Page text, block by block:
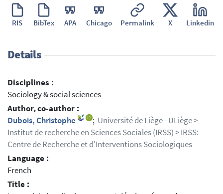
RIS BibTex APA Chicago Permalink X Linkedin
Details
Disciplines :
Sociology & social sciences
Author, co-author :
Dubois, Christophe
; Université de Liège - ULiège >
Institut de recherche en Sciences Sociales (IRSS) > IRSS:
Centre de Recherche et d'Interventions Sociologiques
Language :
French
Title :